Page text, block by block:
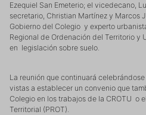
Ezequiel San Emeterio; el vicedecano,
secretario, Christian Martínez y Marcos
Gobierno del Colegio y experto
Regional de Ordenación del Territorio y
en legislación sobre suelo.
La reunión que continuará
vistas a establecer un convenio que
Colegio en los trabajos de la CROTU o
Territorial (PROT).